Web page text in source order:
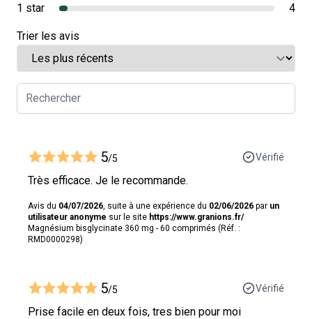
1 star
4
Trier les avis
5/5 Vérifié
Très efficace. Je le recommande.
Avis du 04/07/2026 , suite à une expérience du 02/06/2026 par un
utilisateur anonyme sur le site https://www.granions.fr/
Magnésium bisglycinate 360 mg - 60 comprimés (Réf. :
RMD0000298)
5/5 Vérifié
Prise facile en deux fois, tres bien pour moi